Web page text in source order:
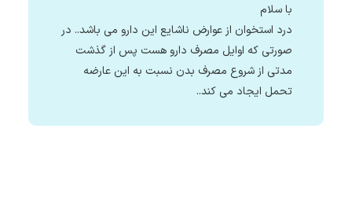
با سلام
درد استخوان از عوارض ناشایع این دارو می باشد.. در
صورتی که اوایل مصرف دارو هست پس از گذشت
مدتی از شروع مصرف بدن نسبت به این عارضه
تحمل ایجاد می کند..